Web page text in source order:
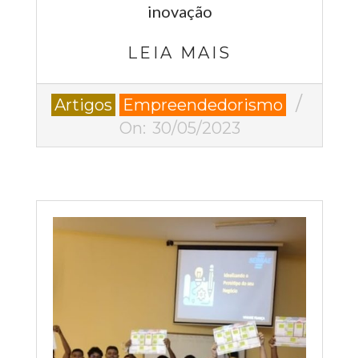
inovação
LEIA MAIS
2023-
05-
Artigos
Empreendedorismo
On: 30/05/2023